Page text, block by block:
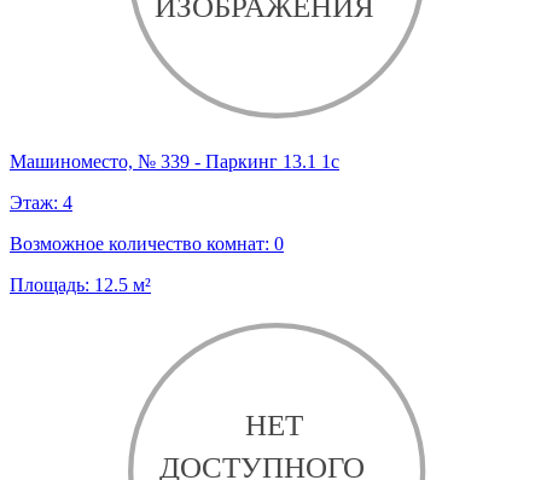
Машиноместо, № 339 - Паркинг 13.1 1с
Этаж: 4
Возможное количество комнат: 0
Площадь: 12.5 м²